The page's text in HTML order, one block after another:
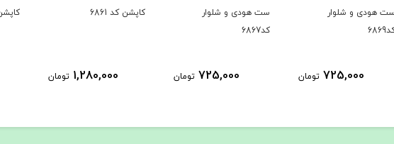
ست هودی و شلوار
کد6867
725,000 تومان
کاپشن کد 6861
1,280,000 تومان
کاپشن کد 6735
1,458,000 تومان